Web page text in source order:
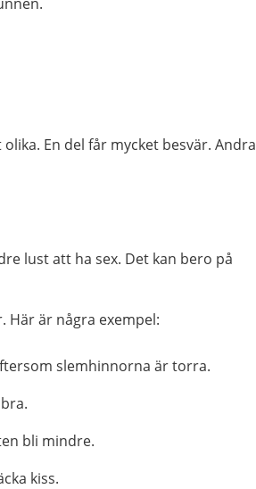
En del får mycket besvär. Andra
lust att ha sex. Det kan bero på
Här är några exempel:
slemhinnorna är torra.
bli mindre.
kiss.